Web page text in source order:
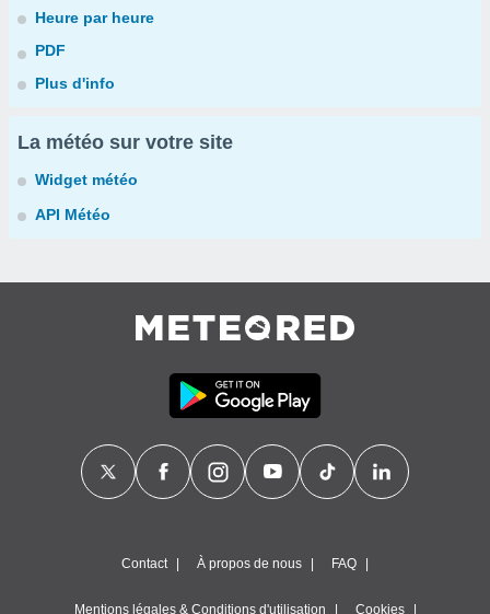
Heure par heure
PDF
Plus d'info
La météo sur votre site
Widget météo
API Météo
Contact À propos de nous FAQ
Mentions légales & Conditions d'utilisation Cookies